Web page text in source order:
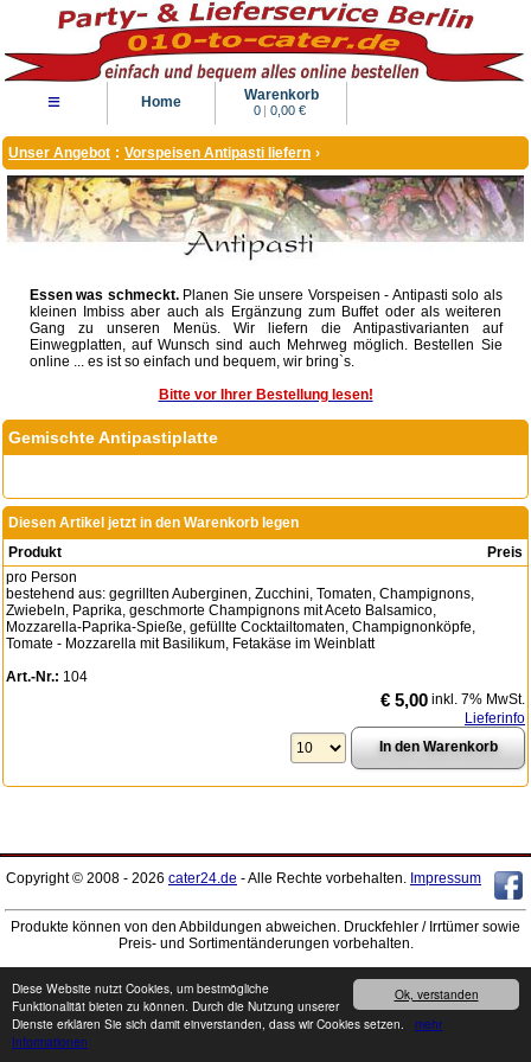
Ok, verstanden
Diese Website nutzt Cookies, um bestmögliche
Funktionalität bieten zu können. Durch die Nutzung unserer
Dienste erklären Sie sich damit einverstanden, dass wir Cookies setzen. mehr
Informationen
≡ Home Warenkorb
0 | 0,00 €
Unser Angebot : Vorspeisen Antipasti liefern ›
Essen was schmeckt.Planen Sie unsere Vorspeisen - Antipasti solo als
kleinen Imbiss aber auch als Ergänzung zum Buffet oder als weiteren
Gang zu unseren Menüs. Wir liefern die Antipastivarianten auf
Einwegplatten, auf Wunsch sind auch Mehrweg möglich. Bestellen Sie
online ... es ist so einfach und bequem, wir bring`s.
Bitte vor Ihrer Bestellung lesen!
Gemischte Antipastiplatte
Diesen Artikel jetzt in den Warenkorb legen
Produkt
Preis
pro Person
bestehend aus: gegrillten Auberginen, Zucchini, Tomaten, Champignons,
Zwiebeln, Paprika, geschmorte Champignons mit Aceto Balsamico,
Mozzarella-Paprika-Spieße, gefüllte Cocktailtomaten, Champignonköpfe,
Tomate - Mozzarella mit Basilikum, Fetakäse im Weinblatt
Art.-Nr.: 104
€ 5,00 inkl. 7% MwSt.
Lieferinfo
Copyright © 2008 - 2026 cater24.de - Alle Rechte vorbehalten. Impressum
Produkte können von den Abbildungen abweichen. Druckfehler / Irrtümer sowie
Preis- und Sortimentänderungen vorbehalten.